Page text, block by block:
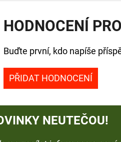
HODNOCENÍ
Buďte první, kdo napíše
PŘIDAT HODNOCENÍ
NEUTEČOU!